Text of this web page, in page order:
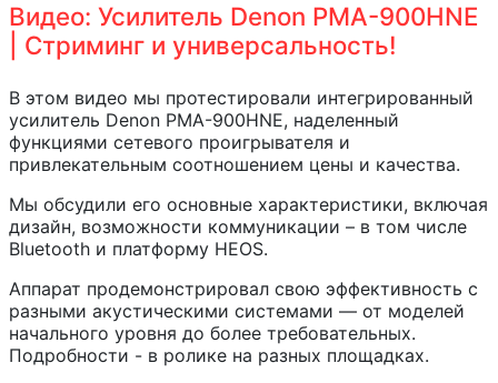
Видео: Усилитель Denon PMA-900HNE
| Стриминг и универсальность!
В этом видео мы протестировали интегрированный
усилитель Denon PMA-900HNE, наделенный
функциями сетевого проигрывателя и
привлекательным соотношением цены и качества.
Мы обсудили его основные характеристики, включая
дизайн, возможности коммуникации – в том числе
Bluetooth и платформу HEOS.
Аппарат продемонстрировал свою эффективность с
разными акустическими системами — от моделей
начального уровня до более требовательных.
Подробности - в ролике на разных площадках.